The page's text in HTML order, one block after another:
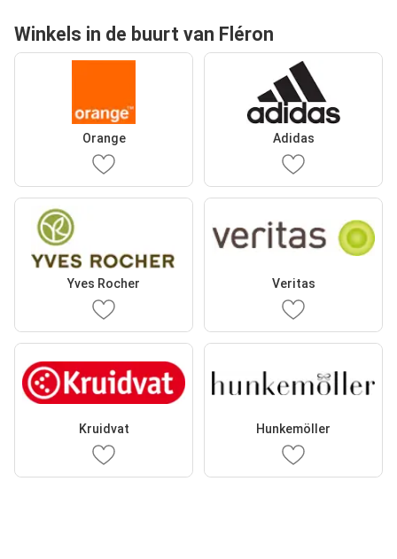
Winkels in de buurt van Fléron
Orange Adidas
Yves Rocher Veritas
Kruidvat Hunkemöller